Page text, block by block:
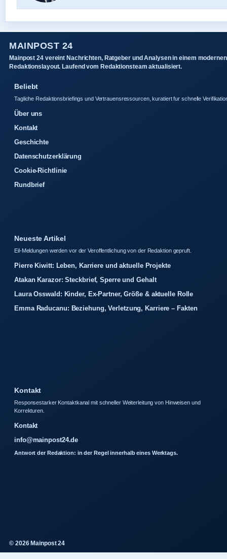
MAINPOST 24
Mainpost 24 vereint Nachrichten, Ratgeber und Analysen in einem modernen
Redaktionslayout. Laufend vom Redaktionsteam aktualisiert.
Beliebt
Tagliche Redaktionsbriefings und Vertrauensressourcen, kuratiert fur schnelle
Über uns
Kontakt
Geschichte
Datenschutzerklärung
Cookie-Richtlinie
Rundbrief
Neueste Artikel
Eil-Meldungen werden vor der Veroffentlichung von der Redaktion gepruft.
Pierre Kiwitt: Leben, Karriere und aktuelle Projekte
Atakan Karazor: Steckbrief, Sperre und Gehalt
Laura Osswald: Kinder, Ex-Partner, Größe & aktuelle Rolle
Emma Raducanu: Beziehung, Verletzung, Karriere – Fakten
Kontakt
Responsestarker Kontaktkanal mit schneller Weiterleitung von Hinweisen und
Korrekturen.
Kontakt
info@mainpost24.de
Antwort der Redaktion: in der Regel innerhalb eines Werktags.
© 2026 Mainpost 24